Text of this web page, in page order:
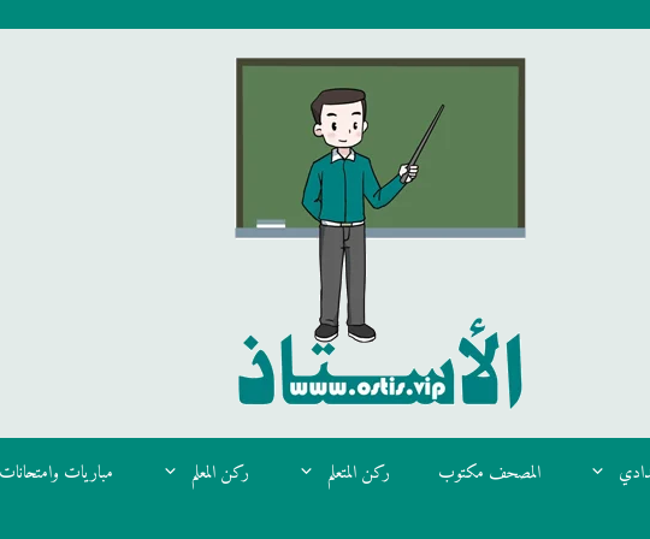
المصحف مكتوب ركن المتعلم ركن المعلم مباريات وامتحانات